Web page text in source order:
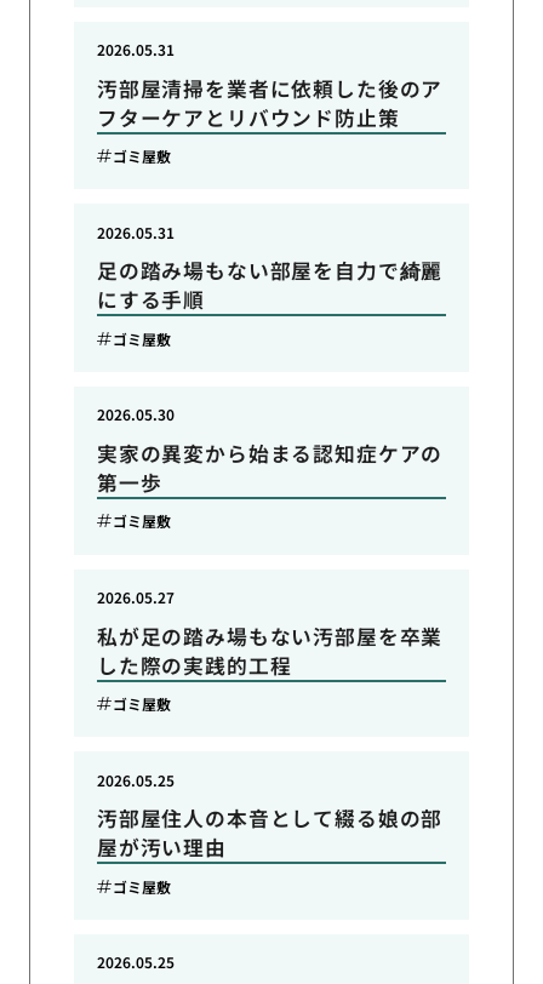
汚部屋清掃を業者に依頼した後のア
フターケアとリバウンド防止策
2026.05.31
ゴミ屋敷
足の踏み場もない部屋を自力で綺麗
にする手順
2026.05.31
ゴミ屋敷
実家の異変から始まる認知症ケアの
第一歩
2026.05.30
ゴミ屋敷
私が足の踏み場もない汚部屋を卒業
した際の実践的工程
2026.05.27
ゴミ屋敷
汚部屋住人の本音として綴る娘の部
屋が汚い理由
2026.05.25
ゴミ屋敷
2026.05.25